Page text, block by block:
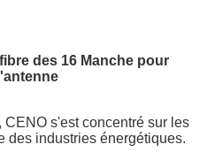
des 16 Manche pour
s'est concentré sur les
des industries énergétiques.